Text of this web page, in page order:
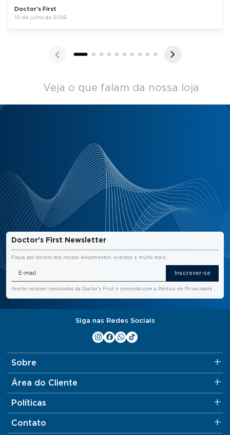
Doctor's First
10 de julho de 2026
Veja o que falam da nossa loja
Doctor’s First Newsletter
Fique por dentro dos nossos lançamentos, eventos e muito mais.
Inscrever-se
Aceito receber conteúdos da Doctor’s First e concordo com a Política de Privacidade
Siga nas Redes Sociais
Sobre
Área do Cliente
Políticas
Contato